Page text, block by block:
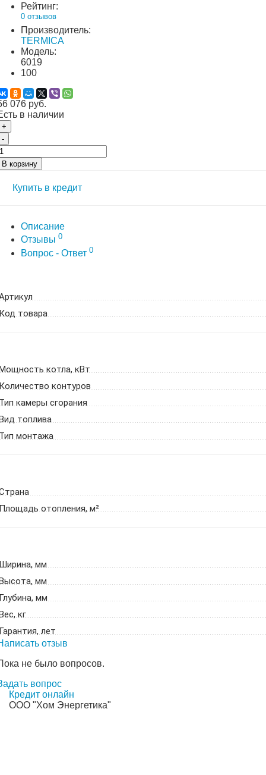
Рейтинг:
0 отзывов
Производитель:
TERMICA
Модель:
6019
100
076 руб.
в наличии
+
-
В корзину
Купить в кредит
Описание
Отзывы 0
Вопрос - Ответ 0
товара
котла, кВт
контуров
камеры сгорания
топлива
монтажа
отопления, м²
мм
мм
мм
кг
лет
отзыв
не было вопросов.
вопрос
Кредит онлайн
ООО "Хом Энергетика"